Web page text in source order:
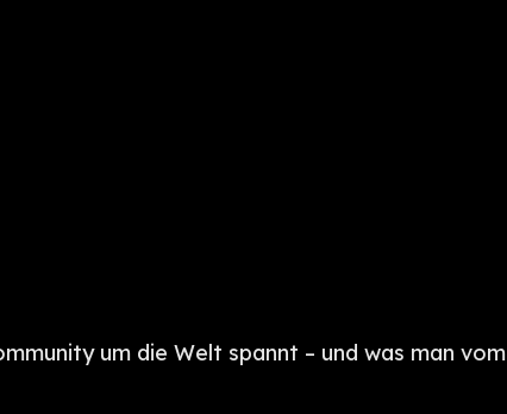
um die Welt spannt – und was man vom